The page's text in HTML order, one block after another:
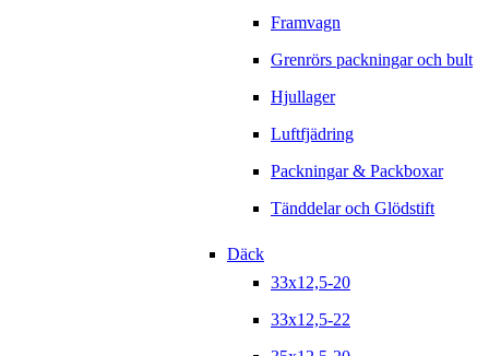
Framvagn
Grenrörs packningar och bult
Hjullager
Luftfjädring
Packningar & Packboxar
Tänddelar och Glödstift
Däck
33x12,5-20
33x12,5-22